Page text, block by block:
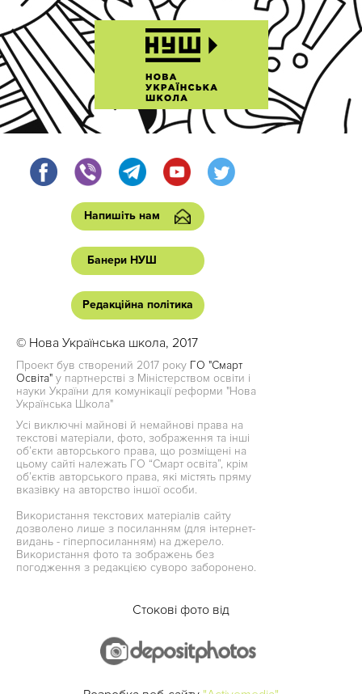
Напишіть нам
Банери НУШ
Редакційна політика
© Нова Українська школа, 2017
Проект був створений 2017 року ГО "Смарт
Освіта" у партнерстві з Міністерством освіти і
науки України для комунікації реформи "Нова
Українська Школа"
Усі виключні майнові й немайнові права на
текстові матеріали, фото, зображення та інші
об’єкти авторського права, що розміщені на
цьому сайті належать ГО “Смарт освіта”, крім
об’єктів авторського права, які містять пряму
вказівку на авторство іншої особи.
Використання текстових матеріалів сайту
дозволено лише з посиланням (для інтернет-
видань - гіперпосиланням) на джерело.
Використання фото та зображень без
погодження з редакцією суворо заборонено.
Стокові фото від